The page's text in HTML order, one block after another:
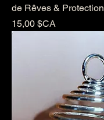
de Rêves & Protection
Prix
15,00 $CA